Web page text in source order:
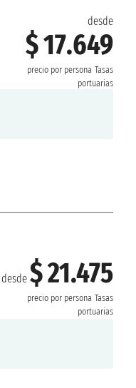
desde
$ 17.649
precio por persona Tasas
portuarias
desde $ 21.475
precio por persona Tasas
portuarias